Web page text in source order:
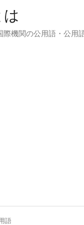
際機関の公用語・公用
語